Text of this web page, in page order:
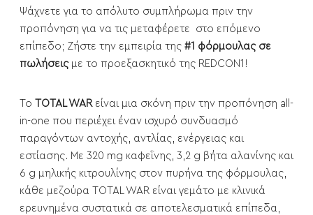
Ψάχνετε για το απόλυτο συμπλήρωμα πριν την
προπόνηση για να τις μεταφέρετε στο επόμενο
επίπεδο; Ζήστε την εμπειρία της #1 φόρμουλας σε
πωλήσειςμε το προεξασκητικό της REDCON1!
Το TOTAL WARείναι μια σκόνη πριν την προπόνηση all-
in-one που περιέχει έναν ισχυρό συνδυασμό
παραγόντων αντοχής, αντλίας, ενέργειας και
εστίασης. Με 320 mg καφεΐνης, 3,2 g βήτα αλανίνης και
6 g μηλικής κιτρουλίνης στον πυρήνα της φόρμουλας,
κάθε μεζούρα TOTAL WAR είναι γεμάτο με κλινικά
ερευνημένα συστατικά σε αποτελεσματικά επίπεδα,